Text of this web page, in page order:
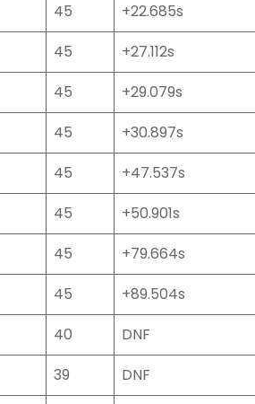
45 +22.685s
45 +27.112s
45 +29.079s
45 +30.897s
45 +47.537s
45 +50.901s
45 +79.664s
45 +89.504s
40 DNF
39 DNF